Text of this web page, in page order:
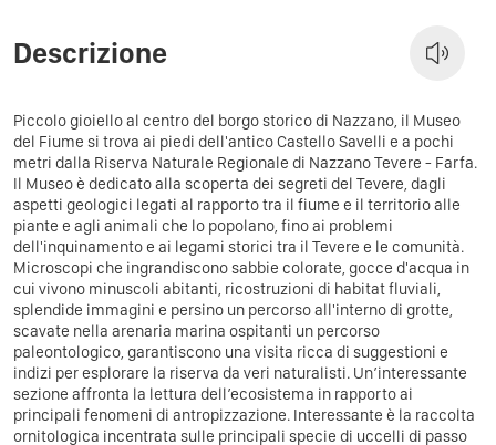
Descrizione
Piccolo gioiello al centro del borgo storico di Nazzano, il Museo
del Fiume si trova ai piedi dell'antico Castello Savelli e a pochi
metri dalla Riserva Naturale Regionale di Nazzano Tevere - Farfa.
Il Museo è dedicato alla scoperta dei segreti del Tevere, dagli
aspetti geologici legati al rapporto tra il fiume e il territorio alle
piante e agli animali che lo popolano, fino ai problemi
dell'inquinamento e ai legami storici tra il Tevere e le comunità.
Microscopi che ingrandiscono sabbie colorate, gocce d'acqua in
cui vivono minuscoli abitanti, ricostruzioni di habitat fluviali,
splendide immagini e persino un percorso all'interno di grotte,
scavate nella arenaria marina ospitanti un percorso
paleontologico, garantiscono una visita ricca di suggestioni e
indizi per esplorare la riserva da veri naturalisti. Un’interessante
sezione affronta la lettura dell’ecosistema in rapporto ai
principali fenomeni di antropizzazione. Interessante è la raccolta
ornitologica incentrata sulle principali specie di uccelli di passo